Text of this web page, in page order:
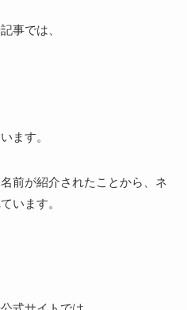
事では、
ます。
前が紹介されたことから、ネ
います。